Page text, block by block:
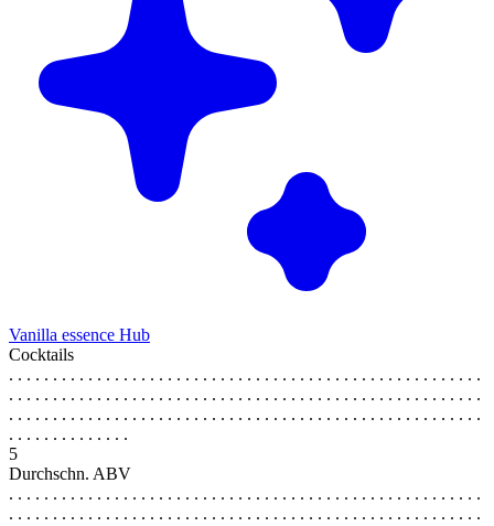
Vanilla essence Hub
Cocktails
. . . . . . . . . . . . . . . . . . . . . . . . . . . . . . . . . . . . . . . . . . . . . . . . . . . . . .
. . . . . . . . . . . . . . . . . . . . . . . . . . . . . . . . . . . . . . . . . . . . . . . . . . . . . .
. . . . . . . . . . . . . . . . . . . . . . . . . . . . . . . . . . . . . . . . . . . . . . . . . . . . . .
. . . . . . . . . . . . . .
5
Durchschn. ABV
. . . . . . . . . . . . . . . . . . . . . . . . . . . . . . . . . . . . . . . . . . . . . . . . . . . . . .
. . . . . . . . . . . . . . . . . . . . . . . . . . . . . . . . . . . . . . . . . . . . . . . . . . . . . .